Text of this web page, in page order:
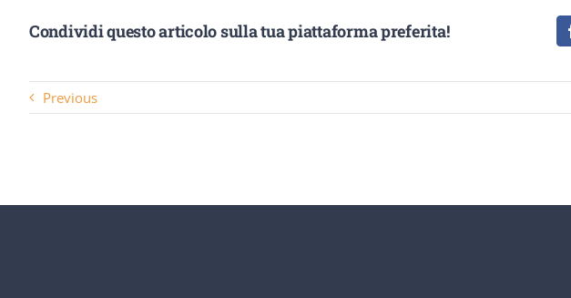
Condividi questo articolo sulla tua piattaforma preferita!
Previous